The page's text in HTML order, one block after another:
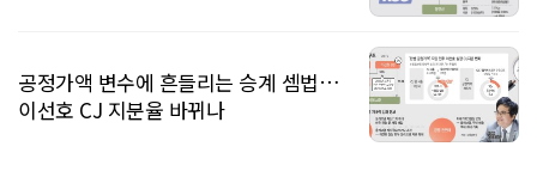
공정가액 변수에 흔들리는 승계 셈법…
이선호 CJ 지분율 바뀌나